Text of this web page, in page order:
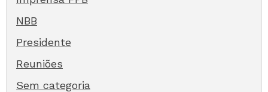
NBB
Presidente
Reuniões
Sem categoria